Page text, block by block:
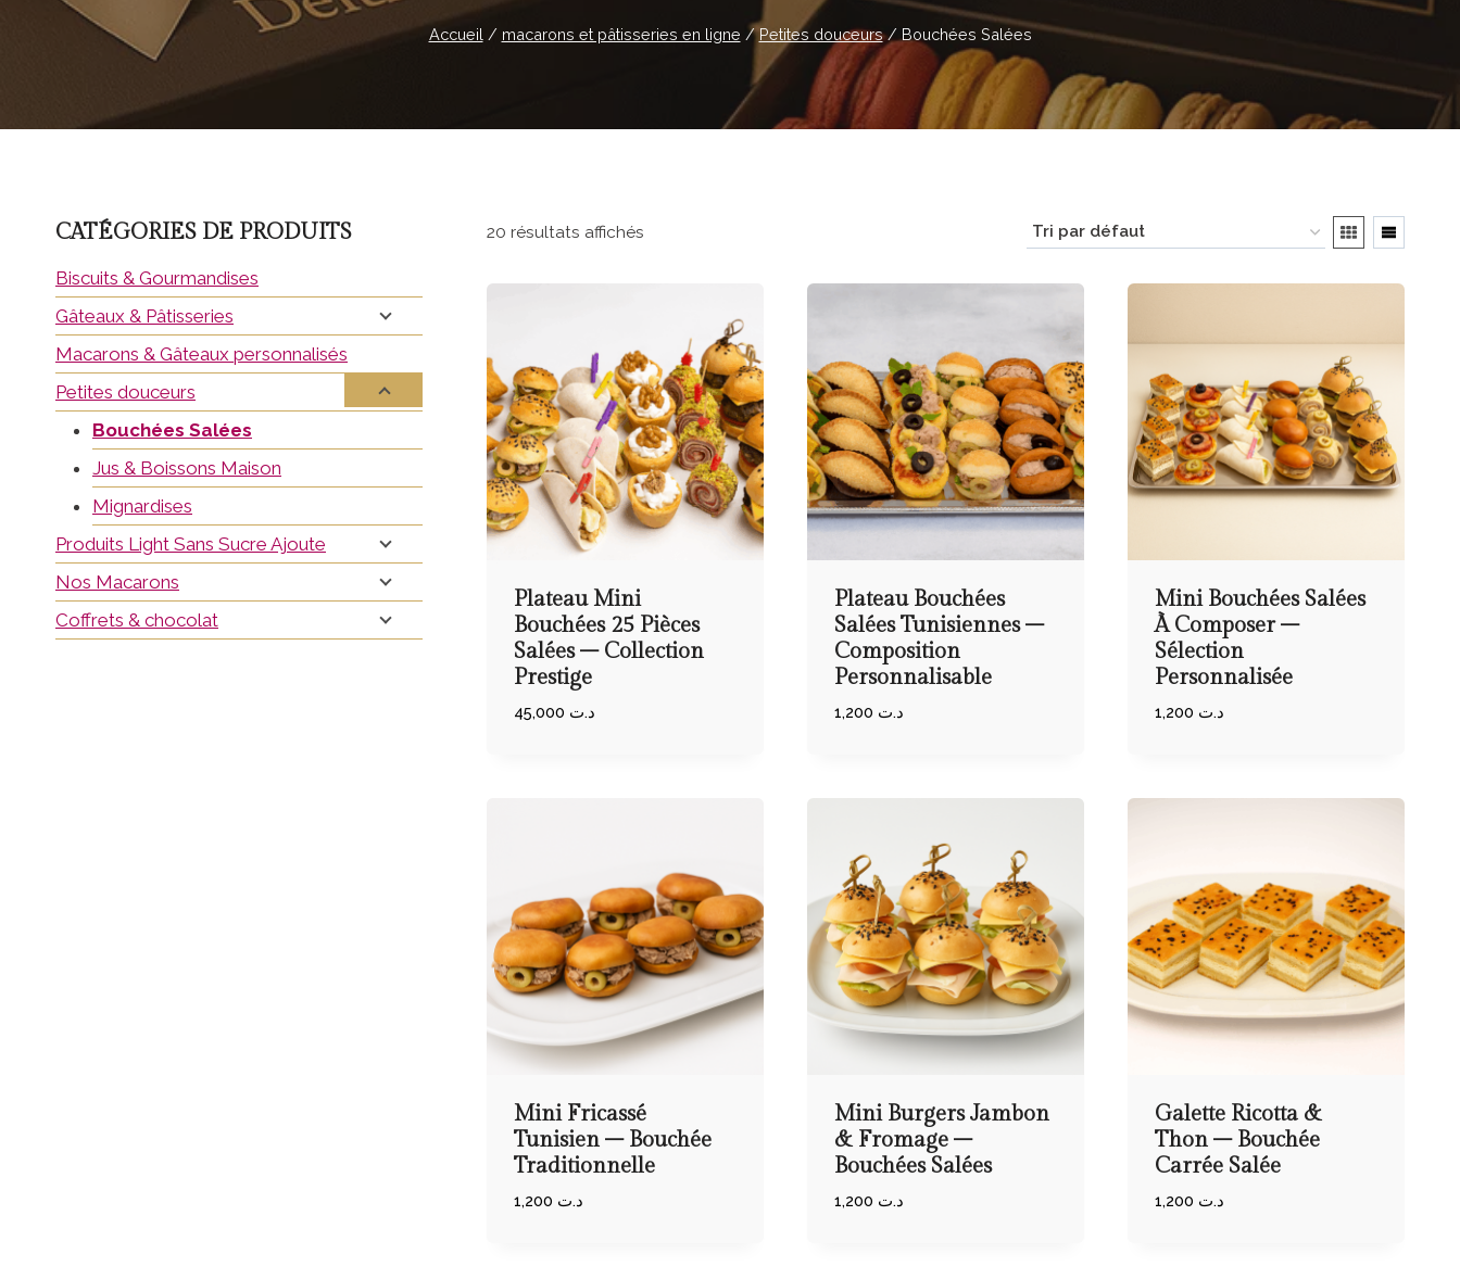
Accueil / macarons et pâtisseries en ligne / Petites douceurs / Bouchées Salées
20 résultats affichés
Plateau Mini
Bouchées 25 Pièces
Salées – Collection
Prestige
د.ت
Plateau Bouchées
Salées Tunisiennes –
Composition
Personnalisable
د.ت
Mini Bouchées Salées
À Composer –
Sélection
Personnalisée
د.ت
Mini Fricassé
Tunisien – Bouchée
Traditionnelle
د.ت
Mini Burgers Jambon
& Fromage –
Bouchées Salées
د.ت
Galette Ricotta &
Thon – Bouchée
Carrée Salée
د.ت
CATÉGORIES DE PRODUITS
Biscuits & Gourmandises
Gâteaux & Pâtisseries
Macarons & Gâteaux personnalisés
Petites douceurs
Bouchées Salées
Jus & Boissons Maison
Mignardises
Produits Light Sans Sucre Ajoute
Nos Macarons
Coffrets & chocolat